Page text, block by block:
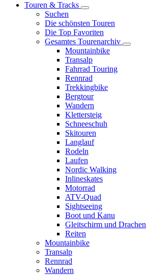
Touren & Tracks
Suchen
Die schönsten Touren
Die Top Favoriten
Gesamtes Tourenarchiv
Mountainbike
Transalp
Fahrrad Touring
Rennrad
Trekkingbike
Bergtour
Wandern
Klettersteig
Schneeschuh
Skitouren
Langlauf
Rodeln
Laufen
Nordic Walking
Inlineskates
Motorrad
ATV-Quad
Sightseeing
Boot und Kanu
Gleitschirm und Drachen
Reiten
Mountainbike
Transalp
Rennrad
Wandern